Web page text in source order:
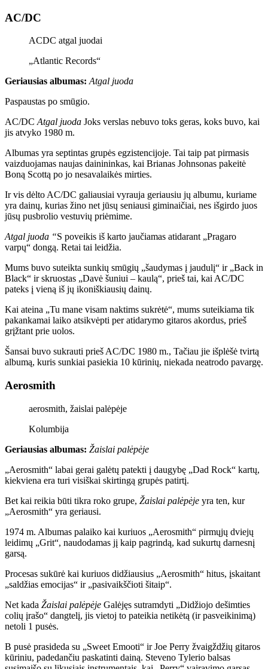
AC/DC
ACDC atgal juodai
„Atlantic Records“
Geriausias albumas: Atgal juoda
Paspaustas po smūgio.
AC/DC Atgal juoda Joks verslas nebuvo toks geras, koks buvo, kai
jis atvyko 1980 m.
Albumas yra septintas grupės egzistencijoje. Tai taip pat pirmasis
vaizduojamas naujas dainininkas, kai Brianas Johnsonas pakeitė
Boną Scottą po jo nesavalaikės mirties.
Ir vis dėlto AC/DC galiausiai vyrauja geriausiu jų albumu, kuriame
yra dainų, kurias žino net jūsų seniausi giminaičiai, nes išgirdo juos
jūsų pusbrolio vestuvių priėmime.
Atgal juoda “S poveikis iš karto jaučiamas atidarant „Pragaro
varpų“ dongą. Retai tai leidžia.
Mums buvo suteikta sunkių smūgių „šaudymas į jaudulį“ ir „Back in
Black“ ir skruostas „Davė šuniui – kaulą“, prieš tai, kai AC/DC
pateks į vieną iš jų ikoniškiausių dainų.
Kai ateina „Tu mane visam naktims sukrėtė“, mums suteikiama tik
pakankamai laiko atsikvėpti per atidarymo gitaros akordus, prieš
grįžtant prie uolos.
Šansai buvo sukrauti prieš AC/DC 1980 m., Tačiau jie išplėšė tvirtą
albumą, kuris sunkiai pasiekia 10 kūrinių, niekada neatrodo pavargę.
Aerosmith
aerosmith, žaislai palėpėje
Kolumbija
Geriausias albumas: Žaislai palėpėje
„Aerosmith“ labai gerai galėtų patekti į daugybę „Dad Rock“ kartų,
kiekviena era turi visiškai skirtingą grupės patirtį.
Bet kai reikia būti tikra roko grupe, Žaislai palėpėje yra ten, kur
„Aerosmith“ yra geriausi.
1974 m. Albumas palaiko kai kuriuos „Aerosmith“ pirmųjų dviejų
leidimų „Grit“, naudodamas jį kaip pagrindą, kad sukurtų darnesnį
garsą.
Procesas sukūrė kai kuriuos didžiausius „Aerosmith“ hitus, įskaitant
„saldžias emocijas“ ir „pasivaikščioti šitaip“.
Net kada Žaislai palėpėje Galėjęs sutramdyti „Didžiojo dešimties
colių įrašo“ dangtelį, jis vietoj to pateikia netikėtą (ir pasveikinimą)
netoli 1 pusės.
B pusė prasideda su „Sweet Emooti“ ir Joe Perry žvaigždžių gitaros
kūriniu, padedančiu paskatinti dainą. Steveno Tylerio balsas